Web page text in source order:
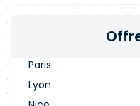
Paris
Lyon